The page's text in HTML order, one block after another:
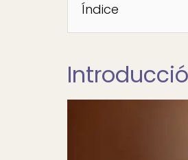
Índice